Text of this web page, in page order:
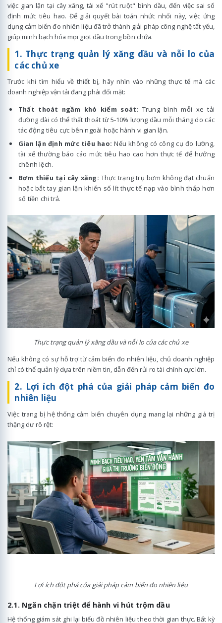
việc gian lận tại cây xăng, tài xế "rút ruột" bình dầu, đến việc sai số
định mức tiêu hao. Để giải quyết bài toán nhức nhối này, việc ứng
dụng cảm biến đo nhiên liệu đã trở thành giải pháp công nghệ tất yếu,
giúp minh bạch hóa mọi giọt dầu trong bồn chứa.
1. Thực trạng quản lý xăng dầu và nỗi lo của
các chủ xe
Trước khi tìm hiểu về thiết bị, hãy nhìn vào những thực tế mà các
doanh nghiệp vận tải đang phải đối mặt:
Thất thoát ngầm khó kiểm soát: Trung bình mỗi xe tải
đường dài có thể thất thoát từ 5-10% lượng dầu mỗi tháng do các
tác động tiêu cực bên ngoài hoặc hành vi gian lận.
Gian lận định mức tiêu hao: Nếu không có công cụ đo lường,
tài xế thường báo cáo mức tiêu hao cao hơn thực tế để hưởng
chênh lệch.
Bơm thiếu tại cây xăng: Thực trạng trụ bơm không đạt chuẩn
hoặc bắt tay gian lận khiến số lít thực tế nạp vào bình thấp hơn
số tiền chi trả.
Thực trạng quản lý xăng dầu và nỗi lo của các chủ xe
Nếu không có sự hỗ trợ từ cảm biến đo nhiên liệu, chủ doanh nghiệp
chỉ có thể quản lý dựa trên niềm tin, dẫn đến rủi ro tài chính cực lớn.
2. Lợi ích đột phá của giải pháp cảm biến đo
nhiên liệu
Việc trang bị hệ thống cảm biến chuyên dụng mang lại những giá trị
thặng dư rõ rệt:
Lợi ích đột phá của giải pháp cảm biến đo nhiên liệu
2.1. Ngăn chặn triệt để hành vi hút trộm dầu
Hệ thống giám sát ghi lại biểu đồ nhiên liệu theo thời gian thực. Bất kỳ